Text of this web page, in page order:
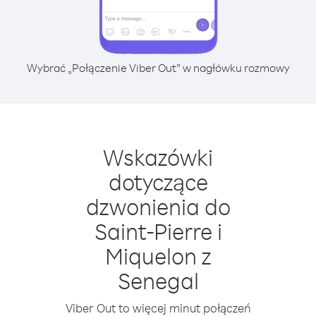
Wybrać „Połączenie Viber Out” w nagłówku rozmowy
Wskazówki
dotyczące
dzwonienia do
Saint-Pierre i
Miquelon z
Senegal
Viber Out to więcej minut połączeń